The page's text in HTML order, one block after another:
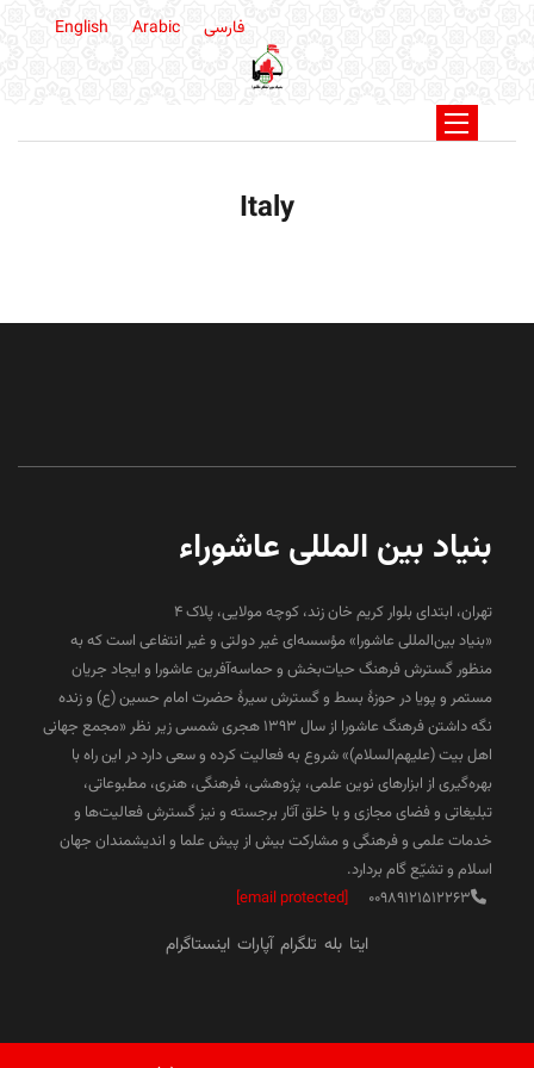
فارسی English Arabic
Italy
بنیاد بین المللی عاشوراء
تهران، ابتدای بلوار کریم خان زند، کوچه مولایی، پلاک 4
«بنیاد بین‌المللی عاشورا» مؤسسه‌ای غیر دولتی و غیر انتفاعی است که به
منظور گسترش فرهنگ حیات‌بخش و حماسه‌آفرین عاشورا و ایجاد جریان
مستمر و پویا در حوزۀ بسط و گسترش سیرۀ حضرت امام حسین (ع) و زنده
نگه داشتن فرهنگ عاشورا از سال ۱۳۹۳ هجری شمسی زیر نظر «مجمع جهانی
اهل بیت (علیهم‌السلام)» شروع به فعالیت کرده و سعی دارد در این راه با
بهره‌گیری از ابزارهای نوین علمی، پژوهشی، فرهنگی، هنری، مطبوعاتی،
تبلیغاتی و فضای مجازی و با خلق آثار برجسته و نیز گسترش فعالیت‌ها و
خدمات علمی و فرهنگی و مشارکت بیش از پیش علما و اندیشمندان جهان
اسلام و تشیّع گام بردارد.
00989121512263
[email protected]
ایتا بله تلگرام آپارات اینستاگرام